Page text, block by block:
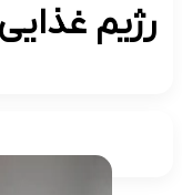
رژیم غذایی